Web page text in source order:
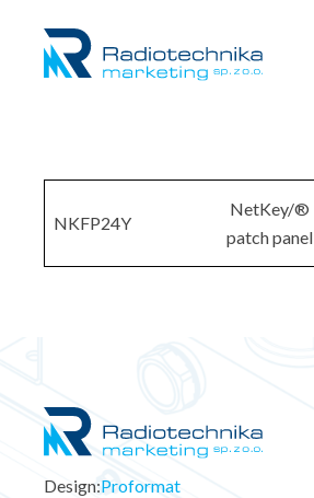
NKFP24Y
NetKey/®
patch panel
Design:Proformat